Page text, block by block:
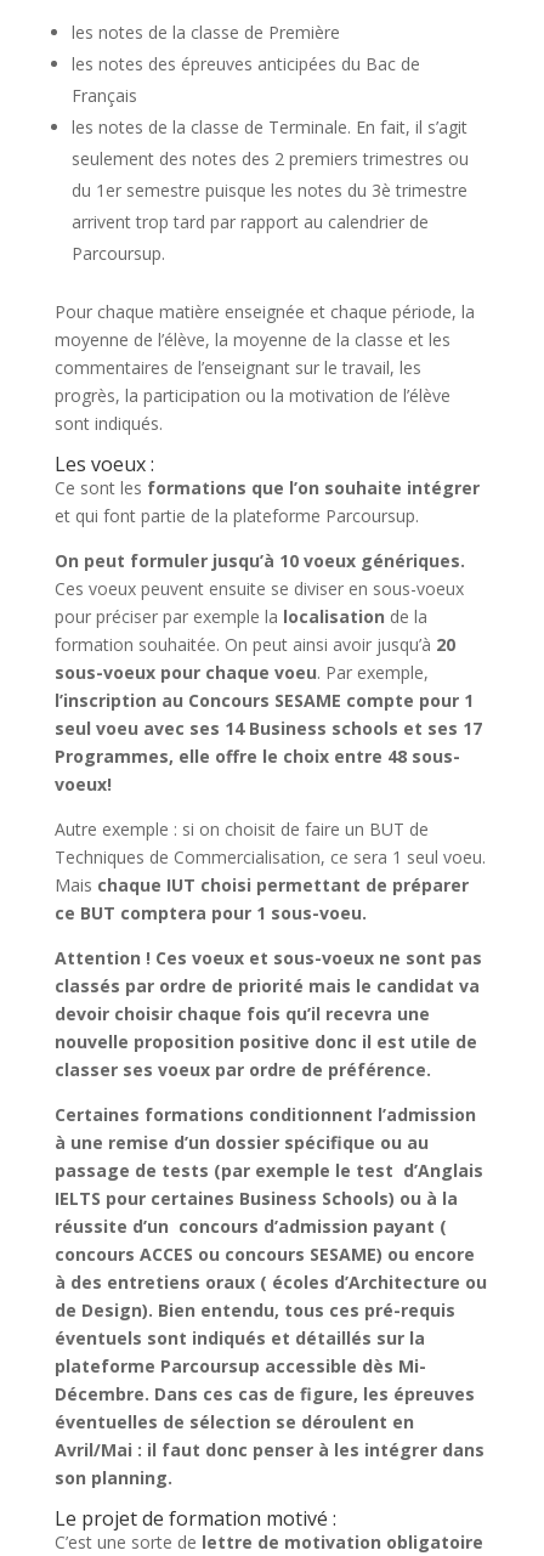
les notes de la classe de Première
les notes des épreuves anticipées du Bac de
Français
les notes de la classe de Terminale. En fait, il s’agit
seulement des notes des 2 premiers trimestres ou
du 1er semestre puisque les notes du 3è trimestre
arrivent trop tard par rapport au calendrier de
Parcoursup.
Pour chaque matière enseignée et chaque période, la
moyenne de l’élève, la moyenne de la classe et les
commentaires de l’enseignant sur le travail, les
progrès, la participation ou la motivation de l’élève
sont indiqués.
Les voeux :
Ce sont les formations que l’on souhaite intégrer
et qui font partie de la plateforme Parcoursup.
On peut formuler jusqu’à 10 voeux génériques.
Ces voeux peuvent ensuite se diviser en sous-voeux
pour préciser par exemple la localisation de la
formation souhaitée. On peut ainsi avoir jusqu’à 20
sous-voeux pour chaque voeu. Par exemple,
l’inscription au Concours SESAME compte pour 1
seul voeu avec ses 14 Business schools et ses 17
Programmes, elle offre le choix entre 48 sous-
voeux!
Autre exemple : si on choisit de faire un BUT de
Techniques de Commercialisation, ce sera 1 seul voeu.
Mais chaque IUT choisi permettant de préparer
ce BUT comptera pour 1 sous-voeu.
Attention ! Ces voeux et sous-voeux ne sont pas
classés par ordre de priorité mais le candidat va
devoir choisir chaque fois qu’il recevra une
nouvelle proposition positive donc il est utile de
classer ses voeux par ordre de préférence.
Certaines formations conditionnent l’admission
à une remise d’un dossier spécifique ou au
passage de tests (par exemple le test d’Anglais
IELTS pour certaines Business Schools) ou à la
réussite d’un concours d’admission payant (
concours ACCES ou concours SESAME) ou encore
à des entretiens oraux ( écoles d’Architecture ou
de Design). Bien entendu, tous ces pré-requis
éventuels sont indiqués et détaillés sur la
plateforme Parcoursup accessible dès Mi-
Décembre. Dans ces cas de figure, les épreuves
éventuelles de sélection se déroulent en
Avril/Mai : il faut donc penser à les intégrer dans
son planning.
Le projet de formation motivé :
C’est une sorte de lettre de motivation obligatoire